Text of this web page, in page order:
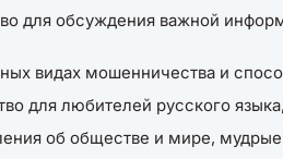
для обсуждения важной
видах мошенничества и
для любителей русского
об обществе и мире,